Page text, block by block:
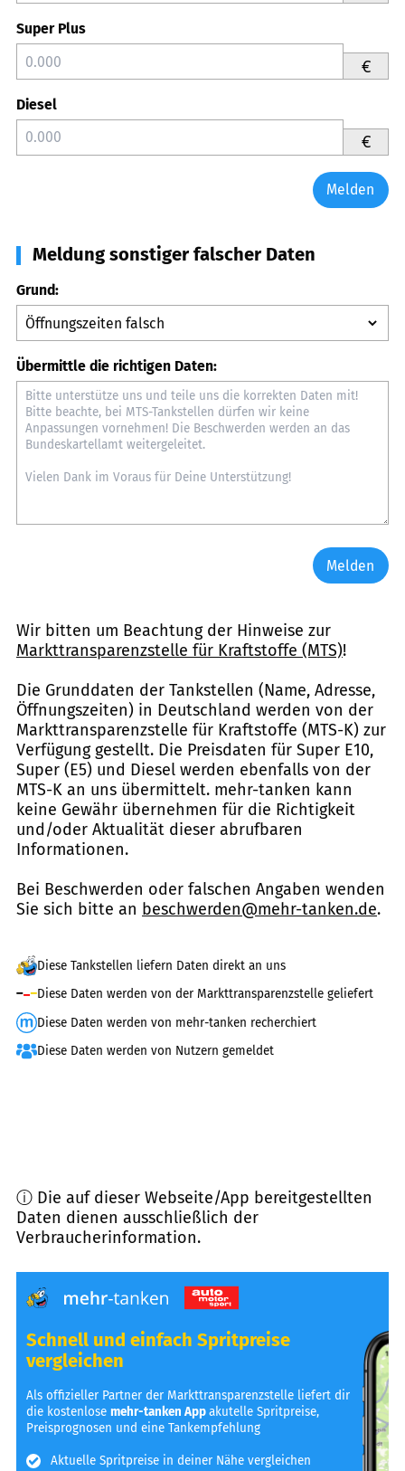
Super Plus
€
Diesel
€
Melden
Meldung sonstiger falscher Daten
Grund:
Übermittle die richtigen Daten:
Melden
Wir bitten um Beachtung der Hinweise zur
Markttransparenzstelle für Kraftstoffe (MTS)!
Die Grunddaten der Tankstellen (Name, Adresse,
Öffnungszeiten) in Deutschland werden von der
Markttransparenzstelle für Kraftstoffe (MTS-K) zur
Verfügung gestellt. Die Preisdaten für Super E10,
Super (E5) und Diesel werden ebenfalls von der
MTS-K an uns übermittelt. mehr-tanken kann
keine Gewähr übernehmen für die Richtigkeit
und/oder Aktualität dieser abrufbaren
Informationen.
Bei Beschwerden oder falschen Angaben wenden
Sie sich bitte an beschwerden@mehr-tanken.de.
Diese Tankstellen liefern Daten direkt an uns
Diese Daten werden von der Markttransparenzstelle geliefert
Diese Daten werden von mehr-tanken recherchiert
Diese Daten werden von Nutzern gemeldet
ⓘ Die auf dieser Webseite/App bereitgestellten
Daten dienen ausschließlich der
Verbraucherinformation.
Schnell und einfach Spritpreise
vergleichen
Als offizieller Partner der Markttransparenzstelle liefert dir
die kostenlosemehr-tanken Appakutelle Spritpreise,
Preisprognosen und eine Tankempfehlung
Aktuelle Spritpreise in deiner Nähe vergleichen